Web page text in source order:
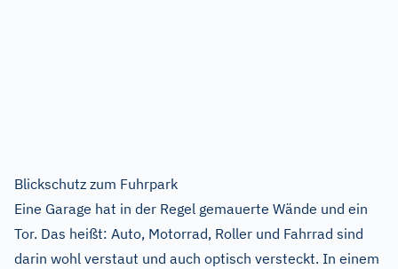
Blickschutz zum Fuhrpark
Eine Garage hat in der Regel gemauerte Wände und ein
Tor. Das heißt: Auto, Motorrad, Roller und Fahrrad sind
darin wohl verstaut und auch optisch versteckt. In einem